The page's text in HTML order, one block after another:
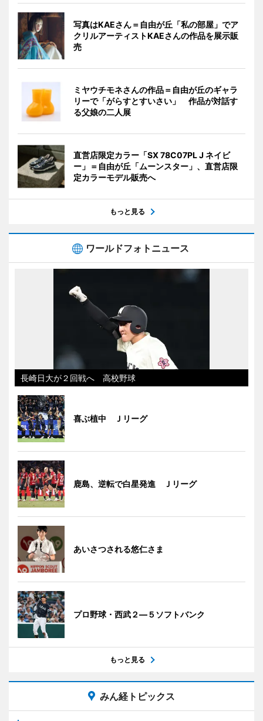
写真はKAEさん＝自由が丘「私の部屋」でア
クリルアーティストKAEさんの作品を展示販
売
ミヤウチモネさんの作品＝自由が丘のギャラ
リーで「がらすとすいさい」 作品が対話す
る父娘の二人展
直営店限定カラー「SX 78C07PL J ネイビ
ー」＝自由が丘「ムーンスター」、直営店限
定カラーモデル販売へ
もっと見る
ワールドフォトニュース
長崎日大が２回戦へ 高校野球
喜ぶ植中 Ｊリーグ
鹿島、逆転で白星発進 Ｊリーグ
あいさつされる悠仁さま
プロ野球・西武２―５ソフトバンク
もっと見る
みん経トピックス